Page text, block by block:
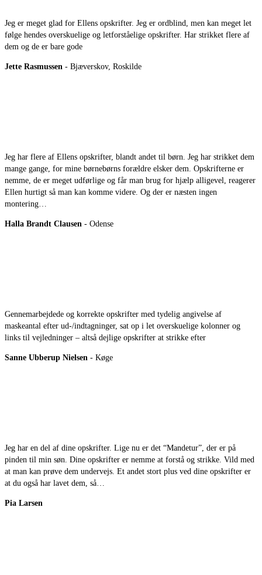
Jeg er meget glad for Ellens opskrifter. Jeg er ordblind, men kan meget let
følge hendes overskuelige og letforståelige opskrifter. Har strikket flere af
dem og de er bare gode
Jette Rasmussen - Bjæverskov, Roskilde
Jeg har flere af Ellens opskrifter, blandt andet til børn. Jeg har strikket dem
mange gange, for mine børnebørns forældre elsker dem. Opskrifterne er
nemme, de er meget udførlige og får man brug for hjælp alligevel, reagerer
Ellen hurtigt så man kan komme videre. Og der er næsten ingen
montering…
Halla Brandt Clausen - Odense
Gennemarbejdede og korrekte opskrifter med tydelig angivelse af
maskeantal efter ud-/indtagninger, sat op i let overskuelige kolonner og
links til vejledninger – altså dejlige opskrifter at strikke efter
Sanne Ubberup Nielsen - Køge
Jeg har en del af dine opskrifter. Lige nu er det “Mandetur”, der er på
pinden til min søn. Dine opskrifter er nemme at forstå og strikke. Vild med
at man kan prøve dem undervejs. Et andet stort plus ved dine opskrifter er
at du også har lavet dem, så…
Pia Larsen